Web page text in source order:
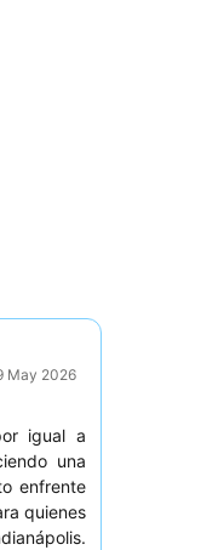
May 2026
igual a
una
enfrente
quienes